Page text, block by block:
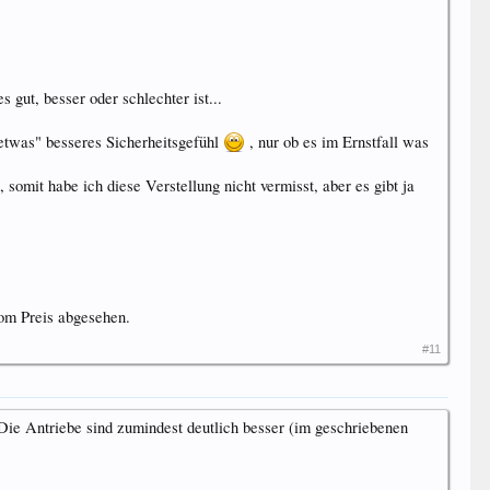
gut, besser oder schlechter ist...
besseres Sicherheitsgefühl
, nur ob es im Ernstfall was
habe ich diese Verstellung nicht vermisst, aber es gibt ja
Preis abgesehen.
#11
Antriebe sind zumindest deutlich besser (im geschriebenen